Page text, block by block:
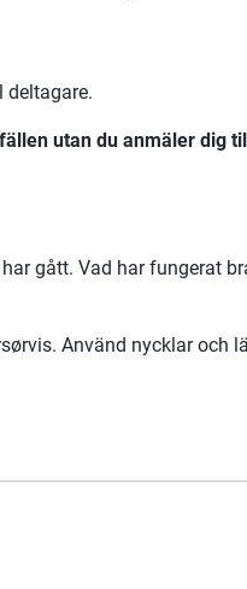
deltagare.
utan du anmäler dig
gått. Vad har fungerat
Använd nycklar och